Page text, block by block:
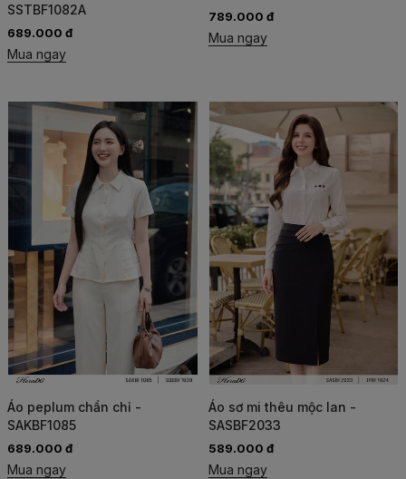
SSTBF1082A
689.000 đ
Mua ngay
789.000 đ
Mua ngay
Áo peplum chần chỉ -
SAKBF1085
689.000 đ
Mua ngay
Áo sơ mi thêu mộc lan -
SASBF2033
589.000 đ
Mua ngay